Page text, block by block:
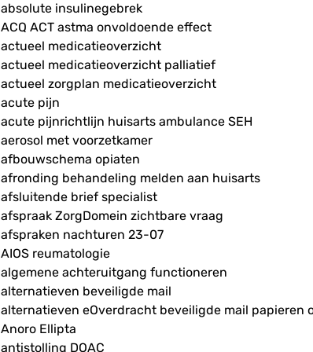
absolute insulinegebrek
ACQ ACT astma onvoldoende effect
actueel medicatieoverzicht
actueel medicatieoverzicht palliatief
actueel zorgplan medicatieoverzicht
acute pijn
acute pijnrichtlijn huisarts ambulance SEH
aerosol met voorzetkamer
afbouwschema opiaten
afronding behandeling melden aan huisarts
afsluitende brief specialist
afspraak ZorgDomein zichtbare vraag
afspraken nachturen 23-07
AIOS reumatologie
algemene achteruitgang functioneren
alternatieven beveiligde mail
alternatieven eOverdracht beveiligde mail papieren
Anoro Ellipta
antistolling DOAC